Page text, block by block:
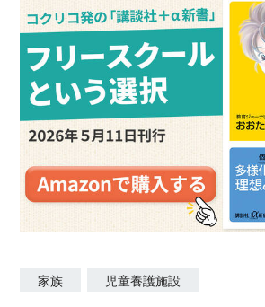
村書店)などがある。
家族 児童養護施設